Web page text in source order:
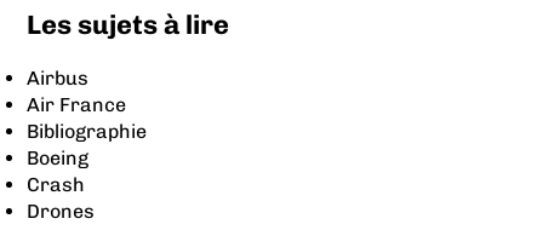
Les sujets à lire
Airbus
Air France
Bibliographie
Boeing
Crash
Drones